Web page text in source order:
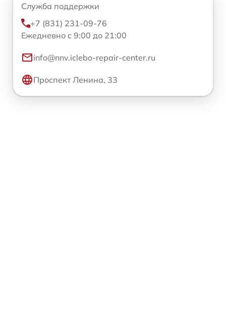
Служба поддержки
+7 (831) 231-09-76
Ежедневно с 9:00 до 21:00
info@nnv.iclebo-repair-center.ru
Проспект Ленина, 33